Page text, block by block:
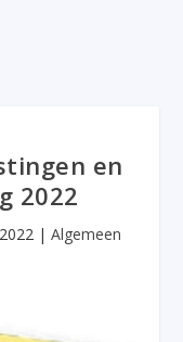
en
2022
| Algemeen